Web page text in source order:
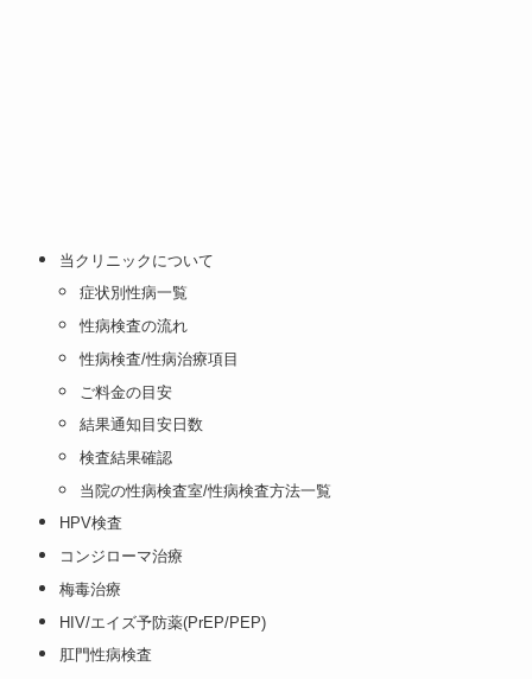
当クリニックについて
症状別性病一覧
性病検査の流れ
性病検査/性病治療項目
ご料金の目安
結果通知目安日数
検査結果確認
当院の性病検査室/性病検査方法一覧
HPV検査
コンジローマ治療
梅毒治療
HIV/エイズ予防薬(PrEP/PEP)
肛門性病検査